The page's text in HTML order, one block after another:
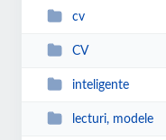
cv
CV
inteligente
lecturi, modele